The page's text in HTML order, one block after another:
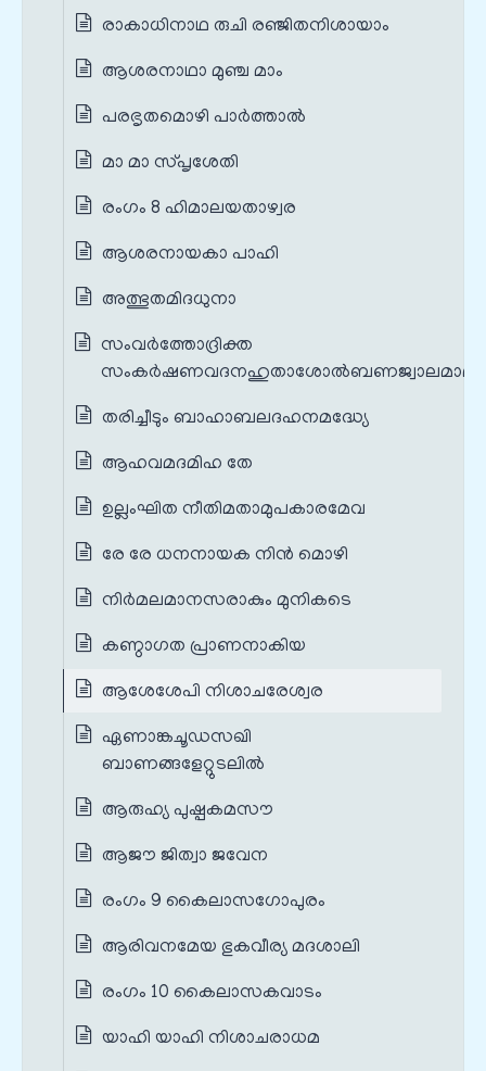
രാകാധിനാഥ രുചി രഞ്ജിതനിശായാം
ആശരനാഥാ മുഞ്ച മാം
പരഭൃതമൊഴി പാർത്താൽ
മാ മാ സ്പൃശേതി
രംഗം 8 ഹിമാലയതാഴ്വര
ആശരനായകാ പാഹി
അത്ഭുതമിദധുനാ
സംവർത്തോദ്രിക്ത
സംകർഷണവദനഹുതാശോൽബണജ്വാലമാലാ
തരിച്ചീടും ബാഹാബലദഹനമദ്ധ്യേ
ആഹവമദമിഹ തേ
ഉല്ലംഘിത നീതിമതാമുപകാരമേവ
രേ രേ ധനനായക നിൻ മൊഴി
നിർമലമാനസരാകും മുനികടെ
കണ്ഠാഗത പ്രാണനാകിയ
ആശേശേപി നിശാചരേശ്വര
ഏണാങ്കചൂഡസഖി
ബാണങ്ങളേറ്റുടലിൽ
ആരുഹ്യ പുഷ്പകമസൗ
ആജൗ ജിത്വാ ജവേന
രംഗം 9 കൈലാസഗോപുരം
ആരിവനമേയ ഭുകവീര്യ മദശാലി
രംഗം 10 കൈലാസകവാടം
യാഹി യാഹി നിശാചരാധമ